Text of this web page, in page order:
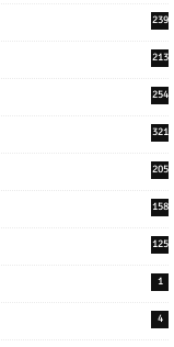
239
213
254
321
205
158
125
1
4